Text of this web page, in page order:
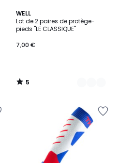
WELL
Lot de 2 paires de protège-
pieds "LE CLASSIQUE"
7,00 €
5
/
5
3
Couleurs
5
/